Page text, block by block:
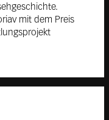
mit dem Preis